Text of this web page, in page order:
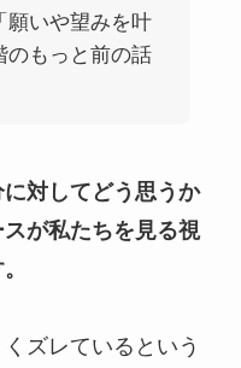
願いや望みを叶
のもっと前の話
に対してどう思うか
が私たちを見る視
ズレているという